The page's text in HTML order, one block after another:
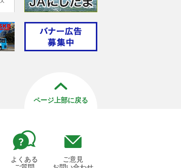
ページ上部に戻る
よくある
ご意見